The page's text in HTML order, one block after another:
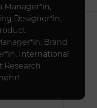
Manager*in,
Designer*in,
Brand
International
Research